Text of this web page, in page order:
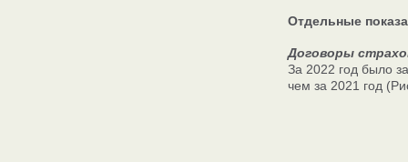
Отдельные
Договоры
За 2022 год было
чем за 2021 год